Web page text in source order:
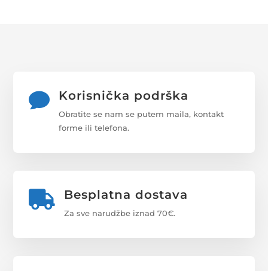
 Korisnička podrška
Obratite se nam se putem maila, kontakt
forme ili telefona.
 Besplatna dostava
Za sve narudžbe iznad 70€.